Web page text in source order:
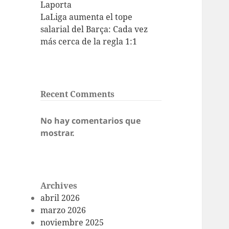
Laporta
LaLiga aumenta el tope
salarial del Barça: Cada vez
más cerca de la regla 1:1
Recent Comments
No hay comentarios que
mostrar.
Archives
abril 2026
marzo 2026
noviembre 2025